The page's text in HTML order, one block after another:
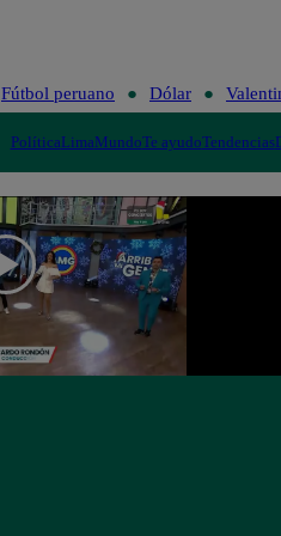
Fútbol peruano Dólar
PolíticaLimaMundoTe ayudoTendencias